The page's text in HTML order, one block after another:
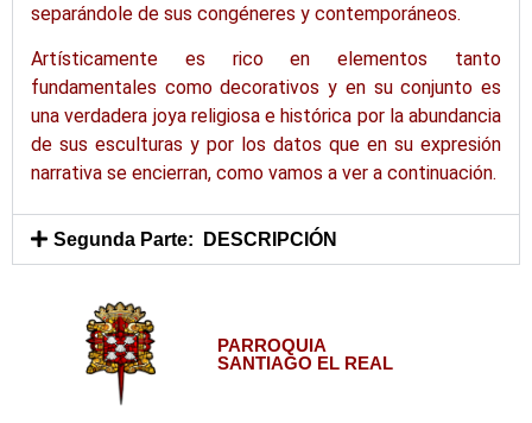
separándole de sus congéneres y contemporáneos.
Artísticamente es rico en elementos tanto
fundamentales como decorativos y en su conjunto es
una verdadera joya religiosa e histórica por la abundancia
de sus esculturas y por los datos que en su expresión
narrativa se encierran, como vamos a ver a continuación.
Segunda Parte: DESCRIPCIÓN
PARROQUIA
SANTIAGO EL REAL